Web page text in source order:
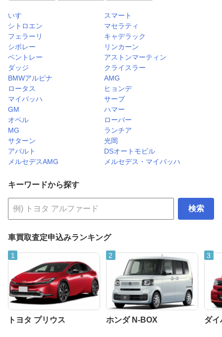
いすゞ
スマート
シトロエン
マセラティ
フェラーリ
キャデラック
シボレー
リンカーン
ベントレー
アストンマーティン
ダッジ
クライスラー
BMWアルピナ
AMG
ロータス
ヒョンデ
マイバッハ
サーブ
GM
ハマー
オペル
ローバー
MG
ランチア
サターン
光岡
アバルト
DSオートモビル
メルセデスAMG
メルセデス・マイバッハ
キーワードから探す
検索
車買取査定申込みランキング
トヨタ プリウス ホンダ N-BOX ダイ